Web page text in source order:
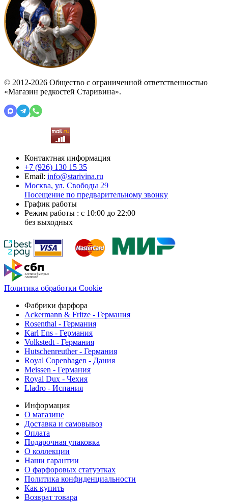
© 2012-2026 Общество с ограниченной ответственностью
«Магазин редкостей Старивина».
Контактная информация
+7 (926) 130 15 35
Email: info@starivina.ru
Москва, ул. Свободы 29
Посещение по предварительному звонку
График работы
Режим работы : с 10:00 до 22:00
без выходных
Политика обработки Cookie
Фабрики фарфора
Ackermann & Fritze - Германия
Rosenthal - Германия
Karl Ens - Германия
Volkstedt - Германия
Hutschenreuther - Германия
Royal Copenhagen - Дания
Meissen - Германия
Royal Dux - Чехия
Lladro - Испания
Информация
О магазине
Доставка и самовывоз
Оплата
Подарочная упаковка
О коллекции
Наши гарантии
О фарфоровых статуэтках
Политика конфиденциальности
Как купить
Возврат товара